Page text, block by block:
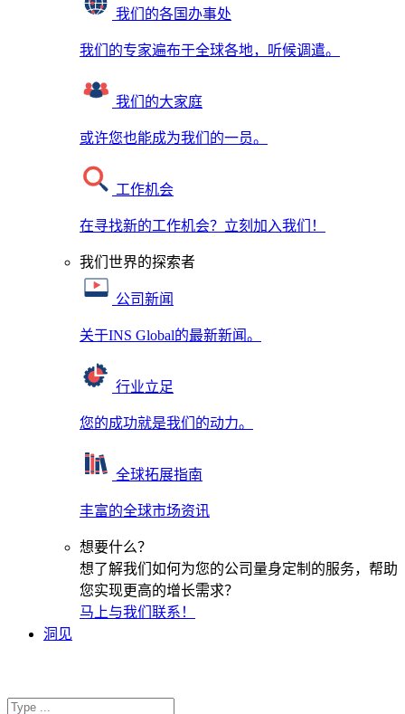
我们的各国办事处
我们的专家遍布于全球各地，听候调遣。
我们的大家庭
或许您也能成为我们的一员。
工作机会
在寻找新的工作机会？立刻加入我们！
我们世界的探索者
公司新闻
关于INS Global的最新新闻。
行业立足
您的成功就是我们的动力。
全球拓展指南
丰富的全球市场资讯
想要什么？
想了解我们如何为您的公司量身定制的服务，帮助
您实现更高的增长需求？
马上与我们联系！
洞见